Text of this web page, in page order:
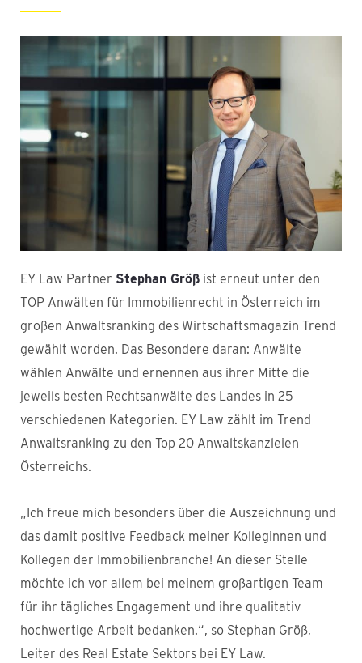
EY Law Partner Stephan Größ ist erneut unter den
TOP Anwälten für Immobilienrecht in Österreich im
großen Anwaltsranking des Wirtschaftsmagazin Trend
gewählt worden. Das Besondere daran: Anwälte
wählen Anwälte und ernennen aus ihrer Mitte die
jeweils besten Rechtsanwälte des Landes in 25
verschiedenen Kategorien. EY Law zählt im Trend
Anwaltsranking zu den Top 20 Anwaltskanzleien
Österreichs.
„Ich freue mich besonders über die Auszeichnung und
das damit positive Feedback meiner Kolleginnen und
Kollegen der Immobilienbranche! An dieser Stelle
möchte ich vor allem bei meinem großartigen Team
für ihr tägliches Engagement und ihre qualitativ
hochwertige Arbeit bedanken.“, so Stephan Größ,
Leiter des Real Estate Sektors bei EY Law.